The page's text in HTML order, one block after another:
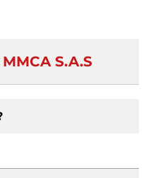
S.A.S